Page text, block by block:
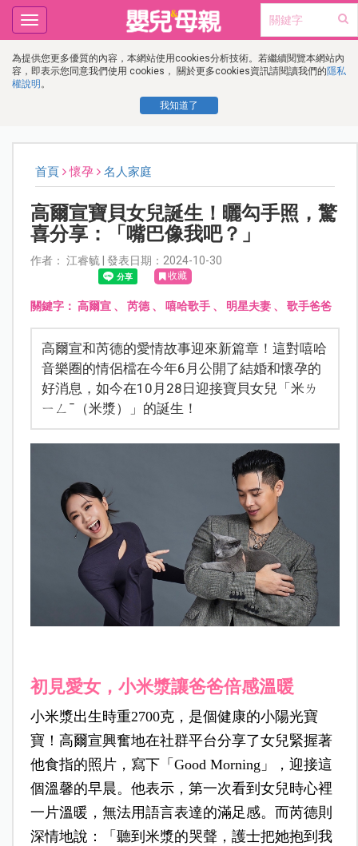
為提供您更多優質的內容，本網站使用cookies分析技術。若繼續閱覽本網站內
容，即表示您同意我們使用 cookies， 關於更多cookies資訊請閱讀我們的隱私
權說明 。
我知道了
Toggle
navigation
首頁 懷孕 名人家庭
高爾宣寶貝女兒誕生！曬勾手照，驚
喜分享：「嘴巴像我吧？」
作者： 江睿毓 | 發表日期：2024-10-30
收藏
關鍵字： 高爾宣、 芮德、 嘻哈歌手、 明星夫妻、 歌手爸爸
高爾宣和芮德的愛情故事迎來新篇章！這對嘻哈
音樂圈的情侶檔在今年6月公開了結婚和懷孕的
好消息，如今在10月28日迎接寶貝女兒「米ㄌ
ㄧㄥˉ（米漿）」的誕生！
初見愛女，小米漿讓爸爸倍感溫暖
小米漿出生時重2700克，是個健康的小陽光寶
寶！高爾宣興奮地在社群平台分享了女兒緊握著
他食指的照片，寫下「Good Morning」，迎接這
個溫馨的早晨。他表示，第一次看到女兒時心裡
一片溫暖，無法用語言表達的滿足感。而芮德則
深情地說：「聽到米漿的哭聲，護士把她抱到我